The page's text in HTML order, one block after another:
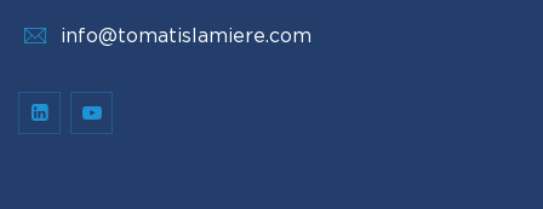
info@tomatislamiere.com